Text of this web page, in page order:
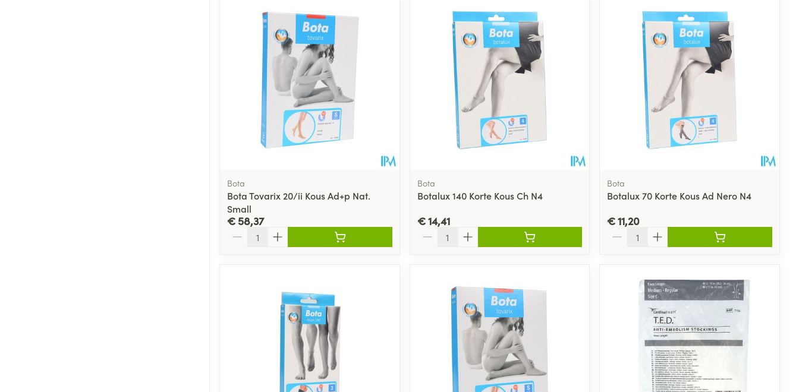
Bota
Bota Tovarix 20/ii Kous Ad+p Nat.
Small
€ 58,37
Bota
Botalux 140 Korte Kous Ch N4
€ 14,41
Bota
Botalux 70 Korte Kous Ad Nero N4
€ 11,20